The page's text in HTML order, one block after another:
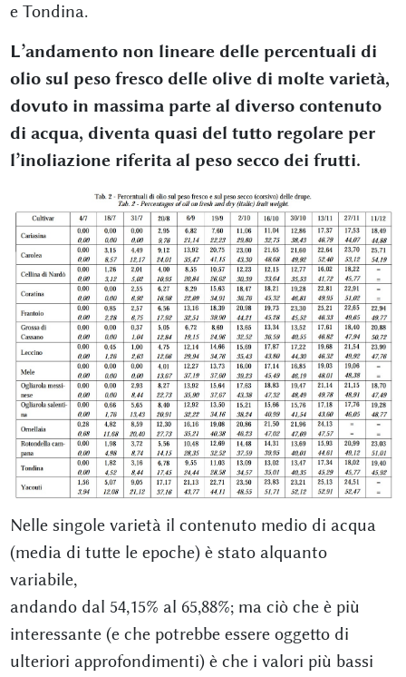
e Tondina.
L’andamento non lineare delle percentuali di
olio sul peso fresco delle olive di molte varietà,
dovuto in massima parte al diverso contenuto
di acqua, diventa quasi del tutto regolare per
l’inoliazione riferita al peso secco dei frutti.
Nelle singole varietà il contenuto medio di acqua
(media di tutte le epoche) è stato alquanto
variabile,
andando dal 54,15% al 65,88%; ma ciò che è più
interessante (e che potrebbe essere oggetto di
ulteriori approfondimenti) è che i valori più bassi